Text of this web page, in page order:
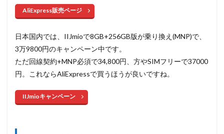
AliExpress販売ページ
日本国内では、IIJmioで8GB+256GB版が乗り換え(MNP)で、
3万9800円のキャンペーン中です。
ただ回線契約+MNP必須で34,800円、方やSIMフリーで37000
円。これならAliExpressで買うほうが良いですね。
IIJmioキャンペーン